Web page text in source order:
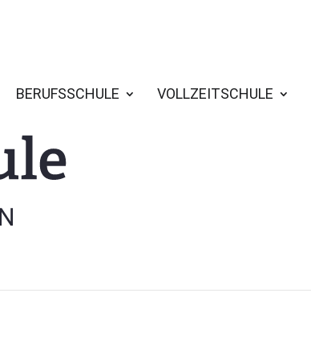
BERUFSSCHULE VOLLZEITSCHULE